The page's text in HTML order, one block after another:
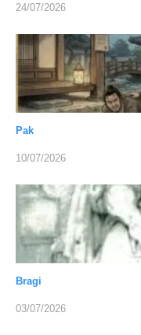
24/07/2026
Pak
10/07/2026
Bragi
03/07/2026